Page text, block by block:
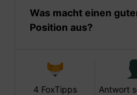
Was macht einen
Position aus?
4 FoxTipps Antwort